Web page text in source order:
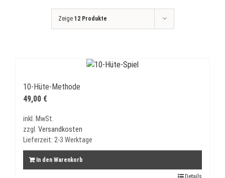
Zeige 12 Produkte
10-Hüte-Methode
49,00 €
inkl. MwSt.
zzgl. Versandkosten
Lieferzeit: 2-3 Werktage
In den Warenkorb
Details